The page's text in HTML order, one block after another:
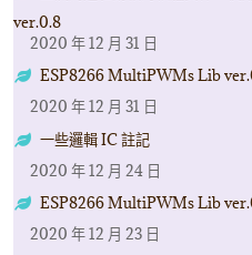
ver.0.8
2020 年 12 月 31 日
ESP8266 MultiPWMs Lib
2020 年 12 月 31 日
一些邏輯 IC 註記
2020 年 12 月 24 日
ESP8266 MultiPWMs Lib
2020 年 12 月 23 日